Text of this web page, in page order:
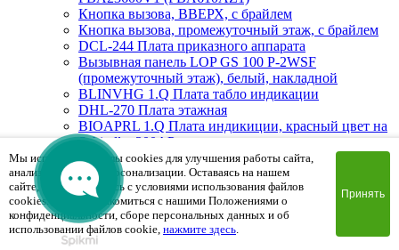
Кнопка вызова, ВВЕРХ, с брайлем
Кнопка вызова, промежуточный этаж, с брайлем
DCL-244 Плата приказного аппарата
Вызывная панель LOP GS 100 P-2WSF
(промежуточный этаж), белый, накладной
BLINVHG 1.Q Плата табло индикации
DHL-270 Плата этажная
BIOAPRL 1.Q Плата индикиции, красный цвет на
Schindler 300AP
Вызывная панель LOP GS 300 PG-2BSF (Вверх/
Вниз), белый, врезной
MAD1.Q Плата индикации
Вызывная панель PSF8524CLOP.2 (пожарная
мет.кнопки) 85х240х2mm
FHS0DWF Плата вызывной панели сегментная
Мы используем файлы cookies для улучшения работы сайта,
анализа трафика и персонализации. Оставаясь на нашем
сайте, вы соглашаетесь с условиями использования файлов
cookies. Чтобы ознакомиться с нашими Положениями о
конфиденциальности, сборе персональных данных и об
использовании файлов cookie, нажмите здесь.
Принять